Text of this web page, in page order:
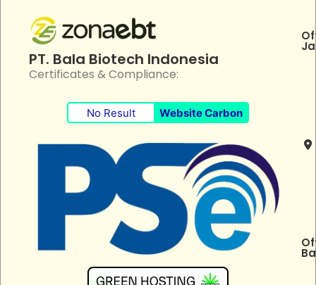
PT. Bala Biotech Indonesia
Certificates & Compliance:
No Result Website Carbon